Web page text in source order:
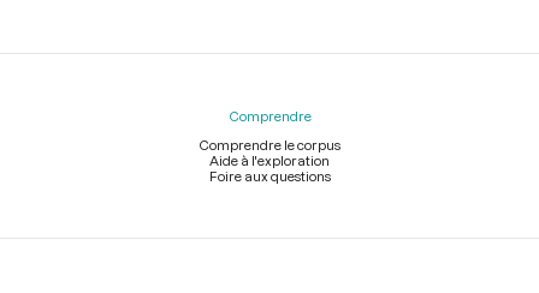
Comprendre
Comprendre le corpus
Aide à l'exploration
Foire aux questions